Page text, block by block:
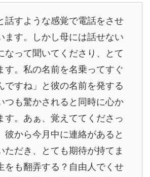
話すような感覚で電話をさせ
ます。しかし母には話せない
なって聞いてくださり、とて
す。私の名前を名乗ってすぐ
ですね」と彼の名前を発する
つも驚かされると同時に心か
す。あぁ、覚えててくださっ
彼から今月中に連絡があると
ただき、とても期待が持てま
をも翻弄する？自由人でくせ